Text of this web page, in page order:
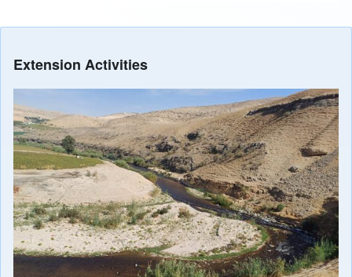
Repórter Unicamp - TV Unicamp - Descobertas na
Jordânia revelam novos capítulos da evolução
humana
23 OCT 2025